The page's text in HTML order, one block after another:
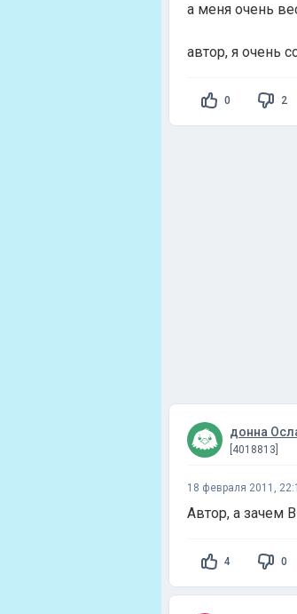
а меня очень
автор, я очень
0 2
донна
[4018813]
18 февраля 2011,
Автор, а зачем
4 0